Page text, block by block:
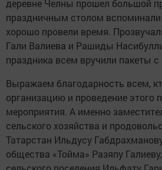
деревне Челны прошел большой
праздничным столом
хорошо провели время.
Гали Валиева и Рашиды
праздника всем вручили пакеты
Выражаем благодарность всем,
организацию и проведение этого
мероприятия. А именно
сельского хозяйства и
Татарстан Ильдусу
общества «Тойма» Разяпу